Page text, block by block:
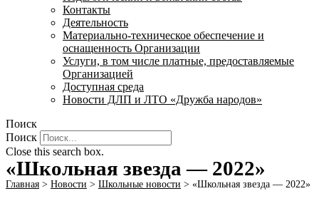
Контакты
Деятельность
Материально-техническое обеспечение и
оснащенность Организации
Услуги, в том числе платные, предоставляемые
Организацией
Доступная среда
Новости ДЛП и ЛТО «Дружба народов»
Поиск
Поиск
Close this search box.
«Школьная звезда — 2022»
Главная > Новости > Школьные новости > «Школьная звезда — 2022»